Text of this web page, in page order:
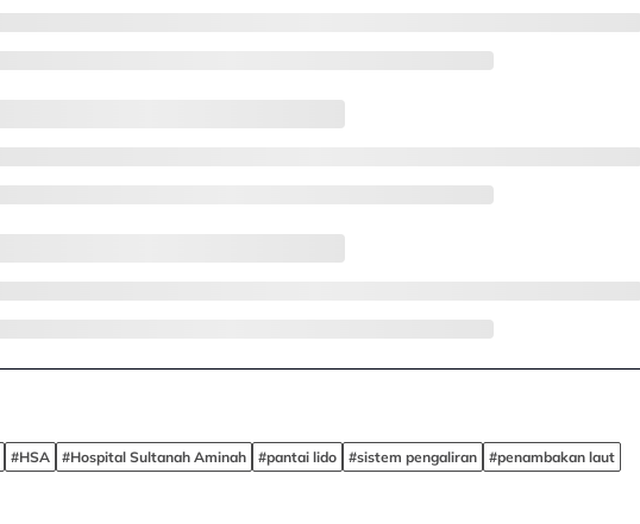
#HSA #Hospital Sultanah Aminah #pantai lido #sistem pengaliran #penambakan laut